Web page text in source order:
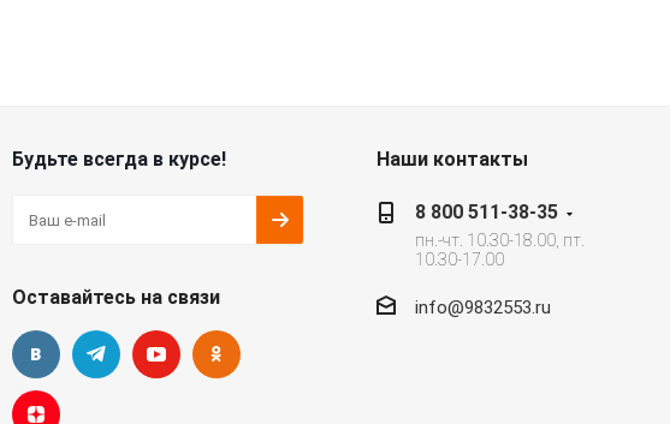
Будьте всегда в курсе!
Оставайтесь на связи
Наши контакты
8 800 511-38-35
пн.-чт. 10.30-18.00, пт.
10.30-17.00
info@9832553.ru